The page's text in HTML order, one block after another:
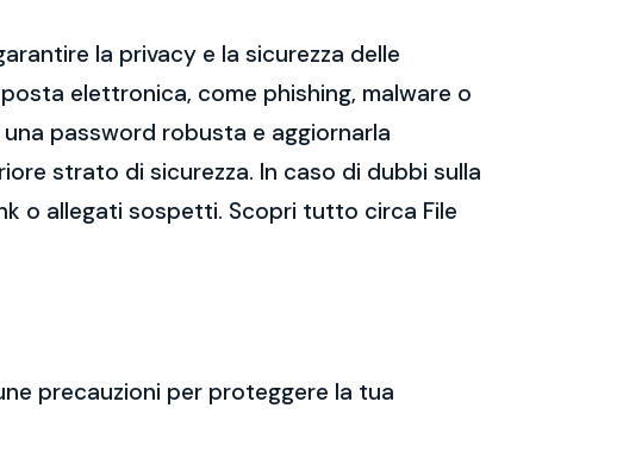
la privacy e la sicurezza delle
elettronica, come phishing, malware o
password robusta e aggiornarla
strato di sicurezza. In caso di dubbi sulla
o allegati sospetti. Scopri tutto circa File
precauzioni per proteggere la tua